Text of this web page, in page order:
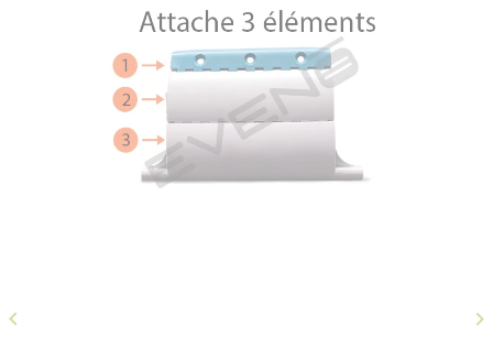
 